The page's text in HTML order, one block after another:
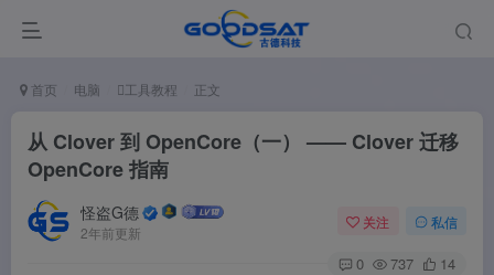
首页 电脑 工具教程 正文
从 Clover 到 OpenCore（一） —— Clover 迁移
OpenCore 指南
怪盗G德
2年前更新
关注 私信
0 737 14